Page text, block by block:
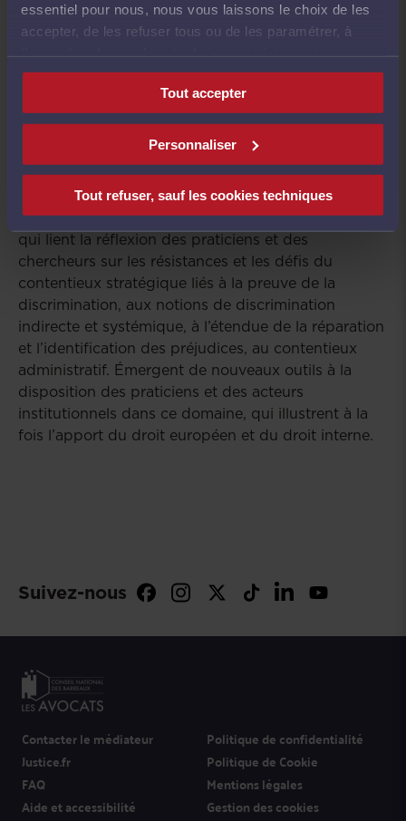
essentiel pour nous, nous vous laissons le choix de les
accepter, de les refuser tous ou de les paramétrer, à
nécessaires au fonctionnement du site.
Tout accepter
Personnaliser
Tout refuser, sauf les cookies techniques
Ce colloque est l’occasion de découvrir le travail
concret du réseau pour Agir contre les
Discriminations (RAJD) à travers une série d’ateliers
qui lient la réflexion des praticiens et des
chercheurs sur les résistances et les défis du
contentieux stratégique liés à la preuve de la
discrimination, aux notions de discrimination
indirecte et systémique, à l’étendue de la réparation
et l’identification des préjudices, au contentieux
administratif. Émergent de nouveaux outils à la
disposition des praticiens et des acteurs
institutionnels dans ce domaine, qui illustrent à la
fois l’apport du droit européen et du droit interne.
Suivez-nous
Contacter le médiateur
Justice.fr
FAQ
Aide et accessibilité
Politique de confidentialité
Politique de Cookie
Mentions légales
Gestion des cookies